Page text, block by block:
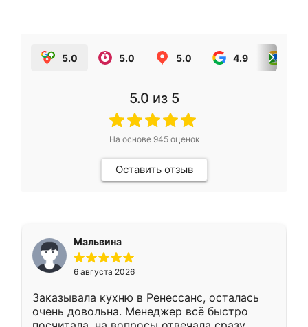
5.0 5.0 5.0 4.9
5.0 из 5
На основе 945оценок
Оставить отзыв
Мальвина
6 августа 2026
Заказывала кухню в Ренессанс, осталась
очень довольна. Менеджер всё быстро